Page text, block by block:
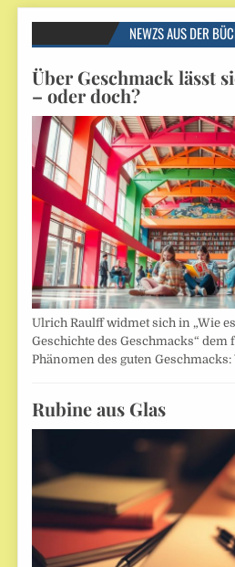
NEWZS AUS DER
Über Geschmack lässt
– oder doch?
Ulrich Raulff widmet sich in „Wie
Geschichte des Geschmacks“
Phänomen des guten
Rubine aus Glas